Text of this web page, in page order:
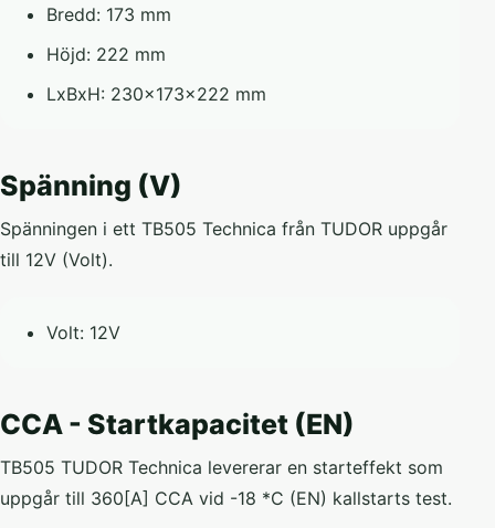
Bredd: 173 mm
Höjd: 222 mm
LxBxH: 230x173x222 mm
Spänning (V)
Spänningen i ett TB505 Technica från TUDOR uppgår
till 12V (Volt).
Volt: 12V
CCA - Startkapacitet (EN)
TB505 TUDOR Technica levererar en starteffekt som
uppgår till 360[A] CCA vid -18 *C (EN) kallstarts test.